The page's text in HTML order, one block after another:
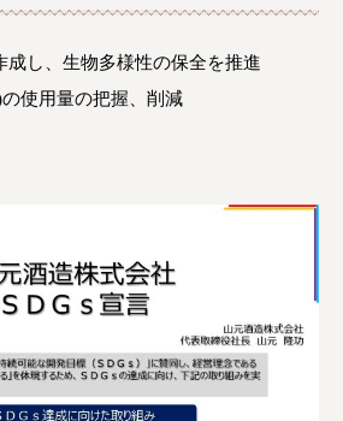
成し、生物多様性の保全を推進
使用量の把握、削減